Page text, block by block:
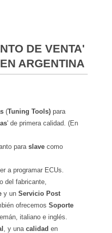
DE VENTA'
ARGENTINA
(Tuning Tools) para
' de primera calidad. (En
para slave como
a programar ECUs.
del fabricante,
y un Servicio Post
ofrecemos Soporte
italiano e inglés.
, y una calidad en